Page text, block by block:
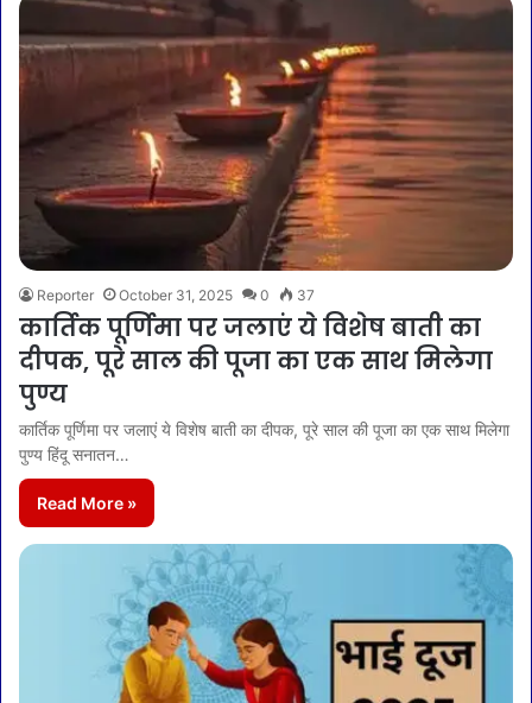
Reporter October 31, 2025 0 37
कार्तिक पूर्णिमा पर जलाएं ये विशेष बाती का
दीपक, पूरे साल की पूजा का एक साथ मिलेगा
पुण्य
कार्तिक पूर्णिमा पर जलाएं ये विशेष बाती का दीपक, पूरे साल की पूजा का एक साथ मिलेगा
पुण्य हिंदू सनातन…
Read More »